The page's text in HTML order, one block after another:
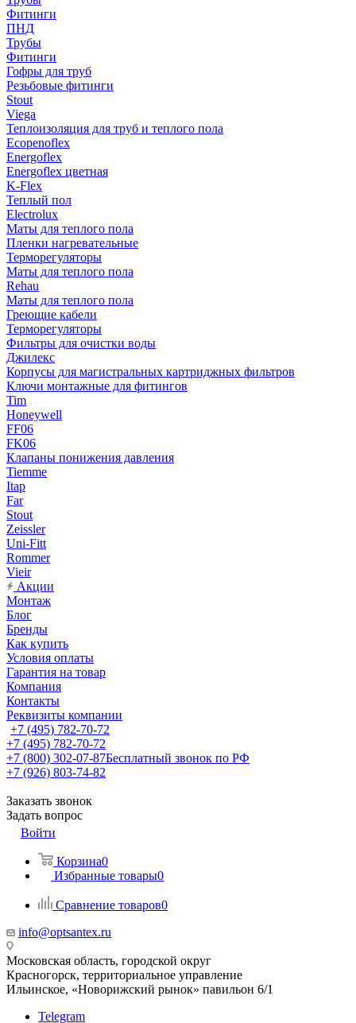
Фитинги
ПНД
Трубы
Фитинги
Гофры для труб
Резьбовые фитинги
Stout
Viega
Теплоизоляция для труб и теплого пола
Ecopenoflex
Energoflex
Energoflex цветная
K-Flex
Теплый пол
Electrolux
Маты для теплого пола
Пленки нагревательные
Терморегуляторы
Маты для теплого пола
Rehau
Маты для теплого пола
Греющие кабели
Терморегуляторы
Фильтры для очистки воды
Джилекс
Корпусы для магистральных картриджных фильтров
Ключи монтажные для фитингов
Tim
Honeywell
FF06
FK06
Клапаны понижения давления
Tiemme
Itap
Far
Stout
Zeissler
Uni-Fitt
Rommer
Vieir
Акции
Монтаж
Блог
Бренды
Как купить
Условия оплаты
Гарантия на товар
Компания
Контакты
Реквизиты компании
+7 (495) 782-70-72
+7 (495) 782-70-72
+7 (800) 302-07-87Бесплатный звонок по РФ
+7 (926) 803-74-82
Заказать звонок
Задать вопрос
Войти
Корзина0
Избранные товары0
Сравнение товаров0
info@optsantex.ru
Московская область, городской округ
Красногорск, территориальное управление
Ильинское, «Новорижский рынок» павильон 6/1
Telegram